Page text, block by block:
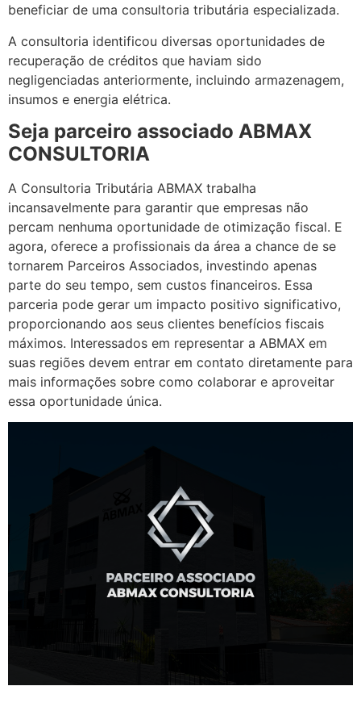
beneficiar de uma consultoria tributária especializada.
A consultoria identificou diversas oportunidades de
recuperação de créditos que haviam sido
negligenciadas anteriormente, incluindo armazenagem,
insumos e energia elétrica.
Seja parceiro associado ABMAX
CONSULTORIA
A Consultoria Tributária ABMAX trabalha
incansavelmente para garantir que empresas não
percam nenhuma oportunidade de otimização fiscal. E
agora, oferece a profissionais da área a chance de se
tornarem Parceiros Associados, investindo apenas
parte do seu tempo, sem custos financeiros. Essa
parceria pode gerar um impacto positivo significativo,
proporcionando aos seus clientes benefícios fiscais
máximos. Interessados em representar a ABMAX em
suas regiões devem entrar em contato diretamente para
mais informações sobre como colaborar e aproveitar
essa oportunidade única.